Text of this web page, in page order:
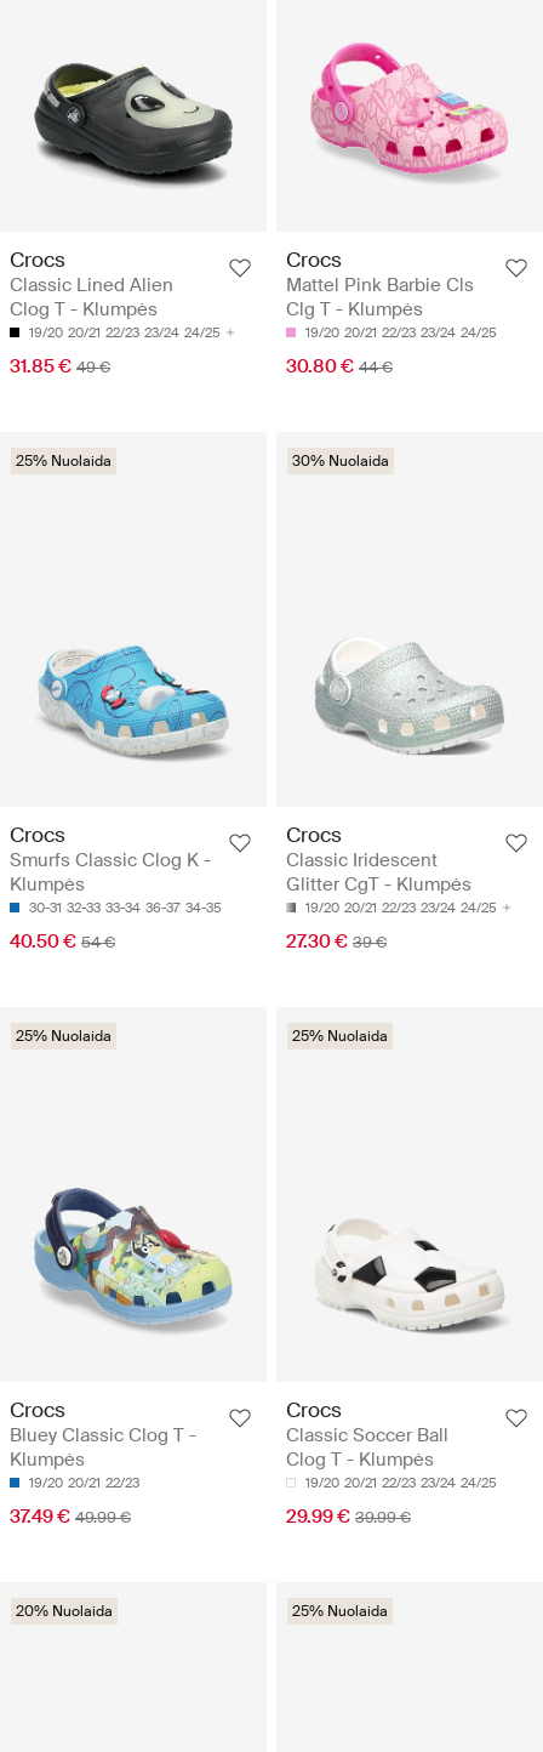
Crocs
Classic Lined Alien
Clog T - Klumpės
19/20 20/21 22/23 23/24 24/25
31.85 € 49 €
Crocs
Mattel Pink Barbie Cls
Clg T - Klumpės
19/20 20/21 22/23 23/24 24/25
30.80 € 44 €
25% Nuolaida
Crocs
Smurfs Classic Clog K -
Klumpės
30-31 32-33 33-34 36-37 34-35
40.50 € 54 €
30% Nuolaida
Crocs
Classic Iridescent
Glitter CgT - Klumpės
19/20 20/21 22/23 23/24 24/25
27.30 € 39 €
25% Nuolaida
Crocs
Bluey Classic Clog T -
Klumpės
19/20 20/21 22/23
37.49 € 49.99 €
25% Nuolaida
Crocs
Classic Soccer Ball
Clog T - Klumpės
19/20 20/21 22/23 23/24 24/25
29.99 € 39.99 €
20% Nuolaida 25% Nuolaida